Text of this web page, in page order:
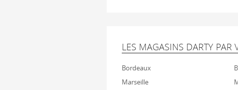
LES MAGASINS DARTY PAR
Bordeaux
Marseille